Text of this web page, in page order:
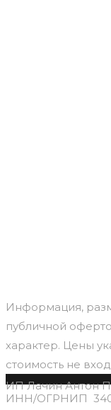
Информация,
публичной
характер. Цены
стоимость не
ИП Лачин Антон
ИНН/ОГРНИП